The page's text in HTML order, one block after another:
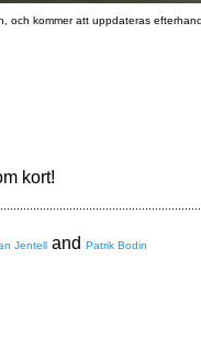
och kommer att uppdateras
kort!
Jentell and Patrik Bodin